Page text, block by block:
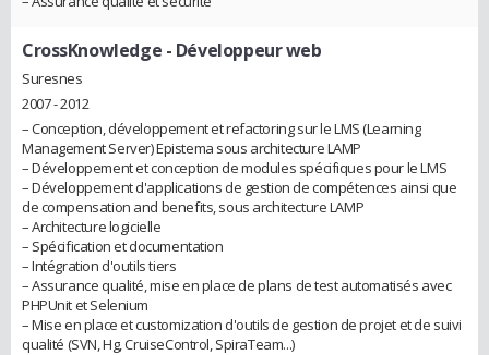
CrossKnowledge - Développeur web
Suresnes
2007 - 2012
– Conception, développement et refactoring sur le LMS (Learning
Management Server) Epistema sous architecture LAMP
– Développement et conception de modules spécifiques pour le LMS
– Développement d'applications de gestion de compétences ainsi que
de compensation and benefits, sous architecture LAMP
– Architecture logicielle
– Spécification et documentation
– Intégration d'outils tiers
– Assurance qualité, mise en place de plans de test automatisés avec
PHPUnit et Selenium
– Mise en place et customization d'outils de gestion de projet et de suivi
qualité (SVN, Hg, CruiseControl, SpiraTeam...)